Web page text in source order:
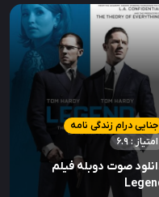
جنایی درام زندگی نامه
امتیاز : 6.9
صوت دوبله فیلم